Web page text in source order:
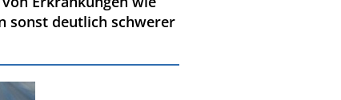
sonst deutlich schwerer